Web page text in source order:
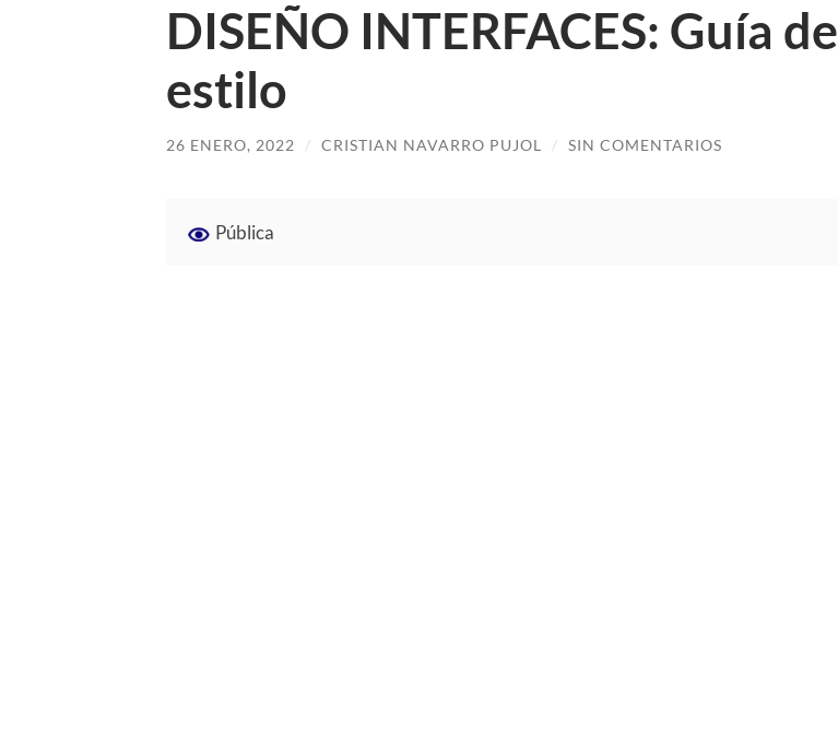
DISEÑO INTERFACES: Guía de
estilo
26 ENERO, 2022 / CRISTIAN NAVARRO PUJOL / SIN COMENTARIOS
Pública